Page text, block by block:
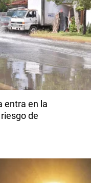
entra en la
de